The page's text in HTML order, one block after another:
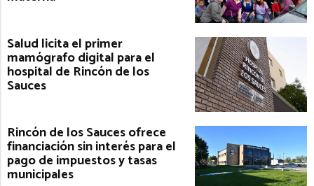
Salud licita el primer
mamógrafo digital para el
hospital de Rincón de los
Sauces
Rincón de los Sauces ofrece
financiación sin interés para el
pago de impuestos y tasas
municipales